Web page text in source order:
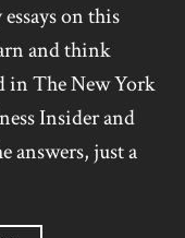
on this
and think
in The New York
Insider and
answers, just a